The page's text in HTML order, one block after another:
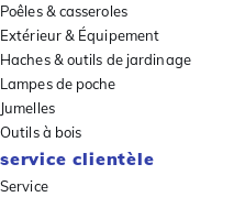
Poêles & casseroles
Extérieur & Équipement
Haches & outils de jardinage
Lampes de poche
Jumelles
Outils à bois
service clientèle
Service